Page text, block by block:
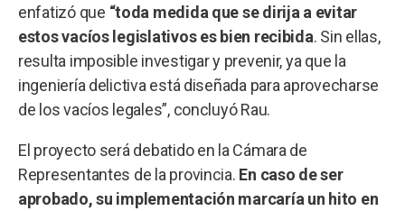
enfatizó que “toda medida que se dirija a evitar
estos vacíos legislativos es bien recibida. Sin ellas,
resulta imposible investigar y prevenir, ya que la
ingeniería delictiva está diseñada para aprovecharse
de los vacíos legales”, concluyó Rau.
El proyecto será debatido en la Cámara de
Representantes de la provincia. En caso de ser
aprobado, su implementación marcaría un hito en